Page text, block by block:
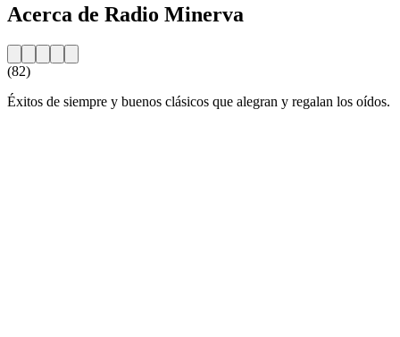
Acerca de Radio Minerva
(82)
Éxitos de siempre y buenos clásicos que alegran y regalan los oídos.